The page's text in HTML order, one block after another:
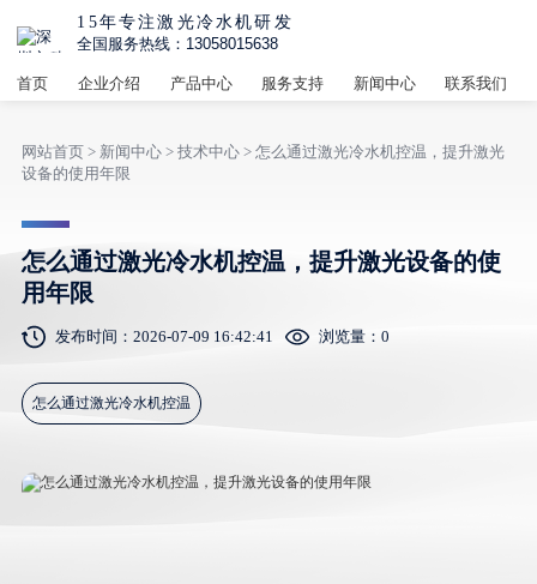
15年专注激光冷水机研发
全国服务热线：13058015638
首页 企业介绍 产品中心 服务支持 新闻中心 联系我们
网站首页> 新闻中心> 技术中心> 怎么通过激光冷水机控温，提升激光
设备的使用年限
怎么通过激光冷水机控温，提升激光设备的使
用年限
发布时间：2026-07-09 16:42:41 浏览量： 0
怎么通过激光冷水机控温